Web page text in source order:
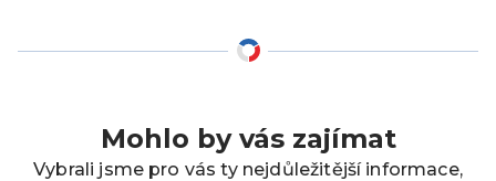
Mohlo by vás zajímat
Vybrali jsme pro vás ty nejdůležitější informace,